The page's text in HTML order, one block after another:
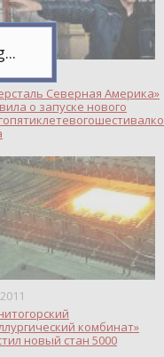
Северная Америка»
о запуске нового
комбинат»
новый стан 5000